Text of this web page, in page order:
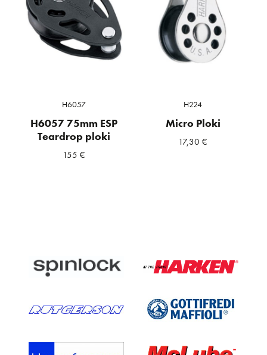
H6057
H6057 75mm ESP
Teardrop ploki
155€
H224
Micro Ploki
17,30€